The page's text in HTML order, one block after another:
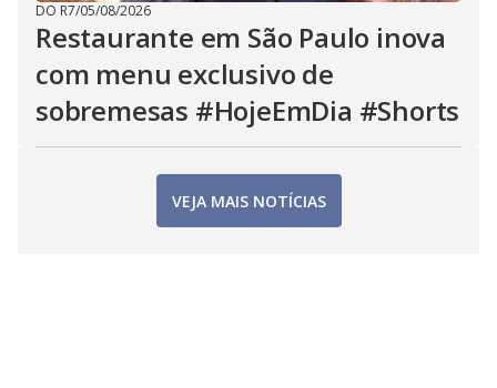
DO R7/05/08/2026
Restaurante em São Paulo inova
com menu exclusivo de
sobremesas #HojeEmDia #Shorts
VEJA MAIS NOTÍCIAS